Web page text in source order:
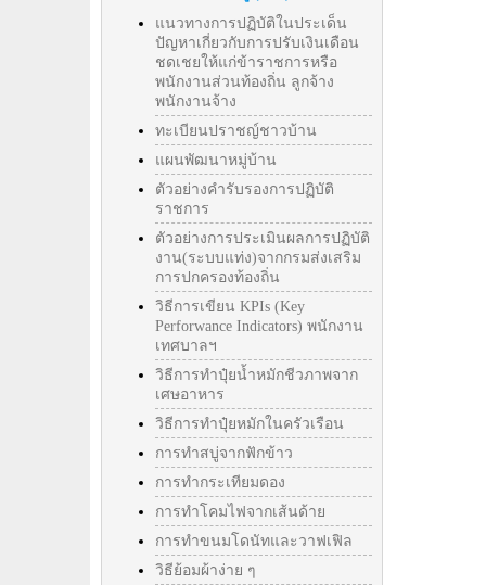
แนวทางการปฏิบัติในประเด็น
ปัญหาเกี่ยวกับการปรับเงินเดือน
ชดเชยให้แก่ข้าราชการหรือ
พนักงานส่วนท้องถิ่น ลูกจ้าง
พนักงานจ้าง
ทะเบียนปราชญ์ชาวบ้าน
แผนพัฒนาหมู่บ้าน
ตัวอย่างคำรับรองการปฏิบัติ
ราชการ
ตัวอย่างการประเมินผลการปฏิบัติ
งาน(ระบบแท่ง)จากกรมส่งเสริม
การปกครองท้องถิ่น
วิธีการเขียน KPIs (Key
Perforwance Indicators) พนักงาน
เทศบาลฯ
วิธีการทำปุ๋ยน้ำหมักชีวภาพจาก
เศษอาหาร
วิธีการทำปุ๋ยหมักในครัวเรือน
การทำสบู่จากฟักข้าว
การทำกระเทียมดอง
การทำโคมไฟจากเส้นด้าย
การทำขนมโดนัทและวาฟเฟิล
วิธีย้อมผ้าง่าย ๆ